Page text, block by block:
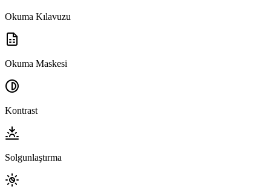
Okuma Kılavuzu
Okuma Maskesi
Kontrast
Solgunlaştırma